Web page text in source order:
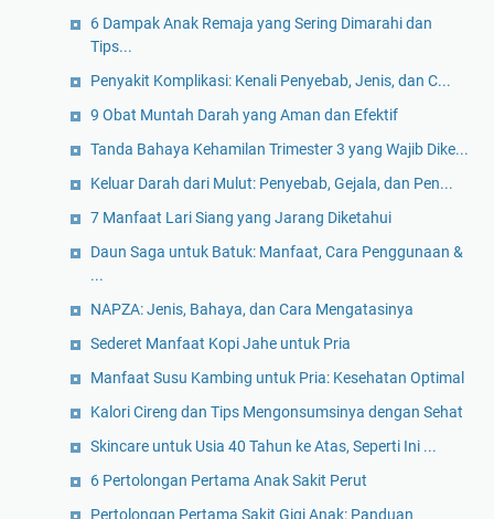
6 Dampak Anak Remaja yang Sering Dimarahi dan
Tips...
Penyakit Komplikasi: Kenali Penyebab, Jenis, dan C...
9 Obat Muntah Darah yang Aman dan Efektif
Tanda Bahaya Kehamilan Trimester 3 yang Wajib Dike...
Keluar Darah dari Mulut: Penyebab, Gejala, dan Pen...
7 Manfaat Lari Siang yang Jarang Diketahui
Daun Saga untuk Batuk: Manfaat, Cara Penggunaan &
...
NAPZA: Jenis, Bahaya, dan Cara Mengatasinya
Sederet Manfaat Kopi Jahe untuk Pria
Manfaat Susu Kambing untuk Pria: Kesehatan Optimal
Kalori Cireng dan Tips Mengonsumsinya dengan Sehat
Skincare untuk Usia 40 Tahun ke Atas, Seperti Ini ...
6 Pertolongan Pertama Anak Sakit Perut
Pertolongan Pertama Sakit Gigi Anak: Panduan